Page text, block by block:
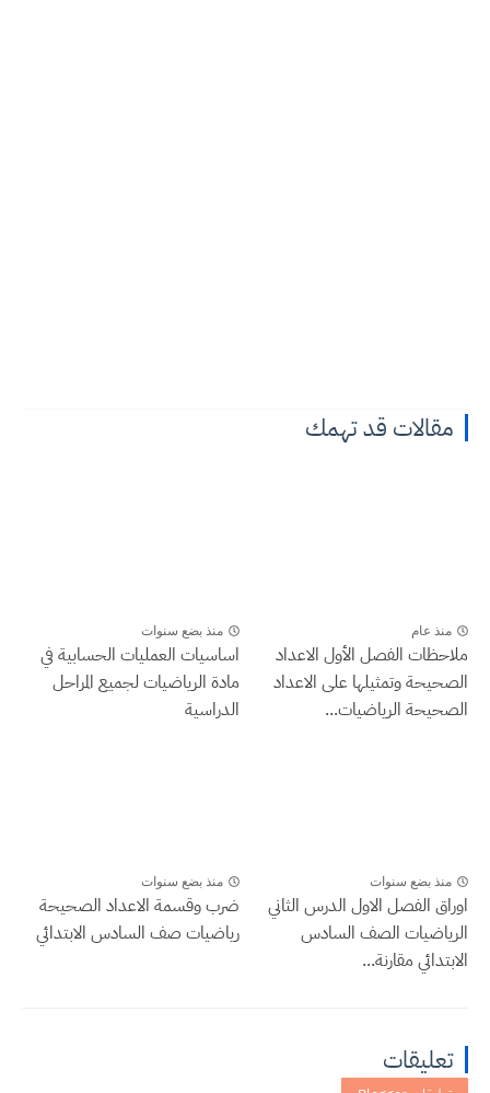
قد تهمك
الفصل الأول الاعداد
وتمثيلها على الاعداد
الرياضيات...
منذ بضع سنوات
اساسيات العمليات الحسابية في
مادة الرياضيات لجميع المراحل
سنوات
الاول الدرس الثاني
الصف السادس
مقارنة...
منذ بضع سنوات
ضرب وقسمة الاعداد الصحيحة
رياضيات صف السادس الابتدائي